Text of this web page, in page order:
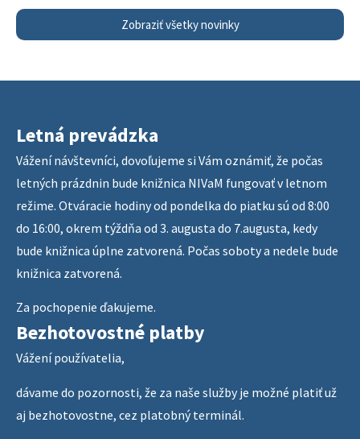
Zobraziť všetky novinky
Letná prevádzka
Vážení návštevníci, dovoľujeme si Vám oznámiť, že počas
letných prázdnin bude knižnica NIVaM fungovať v letnom
režime. Otváracie hodiny od pondelka do piatku sú od 8:00
do 16:00, okrem týždňa od 3. augusta do 7.augusta, kedy
bude knižnica úplne zatvorená. Počas soboty a nedele bude
knižnica zatvorená.
Za pochopenie ďakujeme.
Bezhotovostné platby
Vážení používatelia,
dávame do pozornosti, že za naše služby je možné platiť už
aj bezhotovostne, cez platobný terminál.